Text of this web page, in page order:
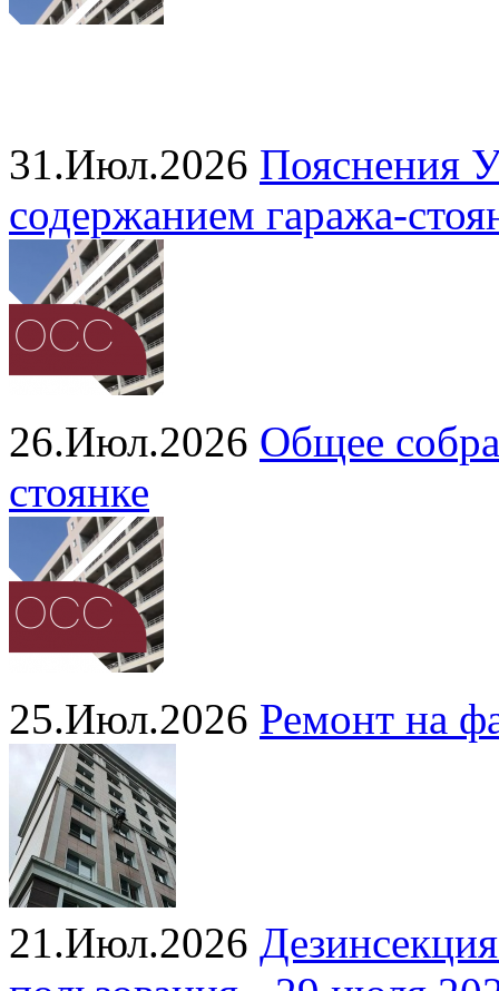
31.Июл.2026 Пояснения
содержанием
26.Июл.2026 Общее
стоянке
25.Июл.2026 Ремонт на
21.Июл.2026